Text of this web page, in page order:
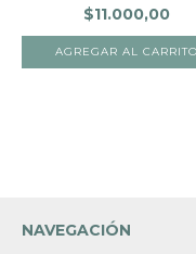
$11.000,00
NAVEGACIÓN